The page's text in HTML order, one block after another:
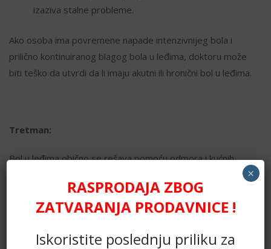
izaziva stalne probleme.
Ako osoba ima povremene napade intenzivnijeg bola i
prilično kontinuiranog blagog bola u leđima, doktoru može
biti teško da utvrdi da li imaju akutni ili hronični bol u leđima.
Tretman:
Bol u leđima obično se rešava pomoću odmora i kućnih
Domaći tretmani
Lekovi za ublažavanje bolova (OTC), obično nesteroidni
RASPRODAJA ZBOG
ZATVARANJA PRODAVNICE !
Iskoristite poslednju priliku za
×